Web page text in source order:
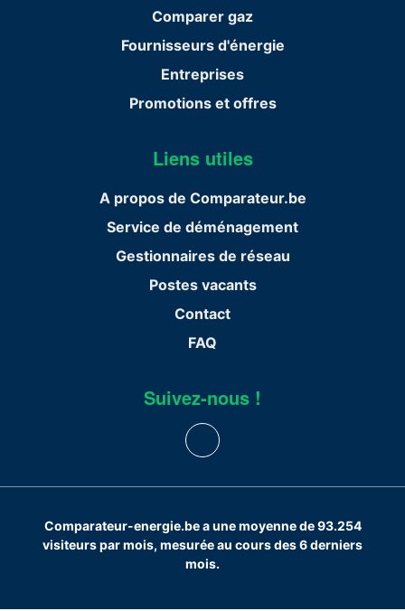
Comparer gaz
Fournisseurs d'énergie
Entreprises
Promotions et offres
Liens utiles
A propos de Comparateur.be
Service de déménagement
Gestionnaires de réseau
Postes vacants
Contact
FAQ
Suivez-nous !
Comparateur-energie.be a une moyenne de 93.254
visiteurs par mois, mesurée au cours des 6 derniers
mois.